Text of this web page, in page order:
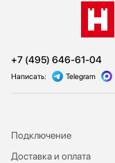
+7 (495) 646-61-04
Написать: Telegram
Подключение
Доставка и оплата